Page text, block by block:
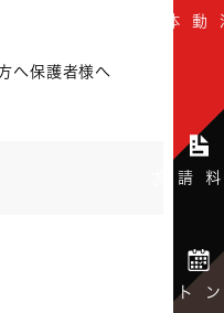
へ保護者様へ